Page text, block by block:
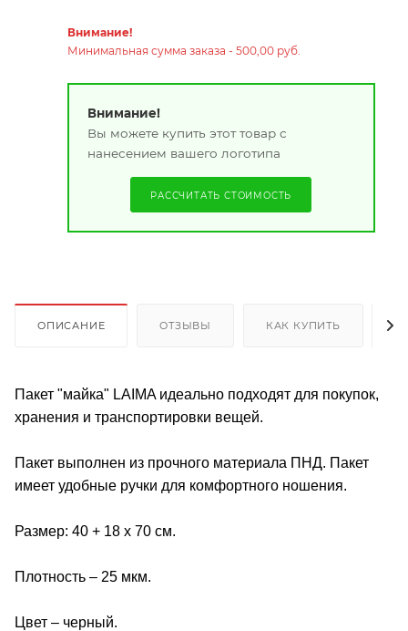
Внимание!
Минимальная сумма заказа - 500,00 руб.
Внимание!
Вы можете купить этот товар с
нанесением вашего логотипа
РАССЧИТАТЬ СТОИМОСТЬ
ОПИСАНИЕ ОТЗЫВЫ КАК КУПИТЬ
Пакет "майка" LAIMA идеально подходят для покупок,
хранения и транспортировки вещей.
Пакет выполнен из прочного материала ПНД. Пакет
имеет удобные ручки для комфортного ношения.
Размер: 40 + 18 х 70 см.
Плотность – 25 мкм.
Цвет – черный.